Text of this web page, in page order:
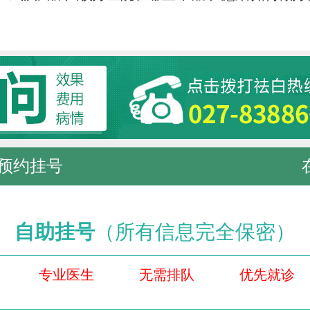
约挂号
自助挂号 （所有信息完全保密）
专业医生 无需排队 优先就诊